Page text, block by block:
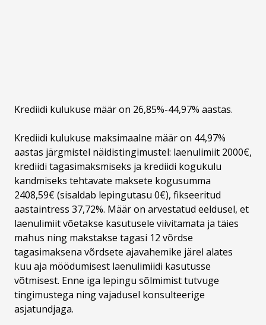
Krediidi kulukuse määr on 26,85%-44,97% aastas.
Krediidi kulukuse maksimaalne määr on 44,97%
aastas järgmistel näidistingimustel: laenulimiit 2000€,
krediidi tagasimaksmiseks ja krediidi kogukulu
kandmiseks tehtavate maksete kogusumma
2408,59€ (sisaldab lepingutasu 0€), fikseeritud
aastaintress 37,72%. Määr on arvestatud eeldusel, et
laenulimiit võetakse kasutusele viivitamata ja täies
mahus ning makstakse tagasi 12 võrdse
tagasimaksena võrdsete ajavahemike järel alates
kuu aja möödumisest laenulimiidi kasutusse
võtmisest. Enne iga lepingu sõlmimist tutvuge
tingimustega ning vajadusel konsulteerige
asjatundjaga.